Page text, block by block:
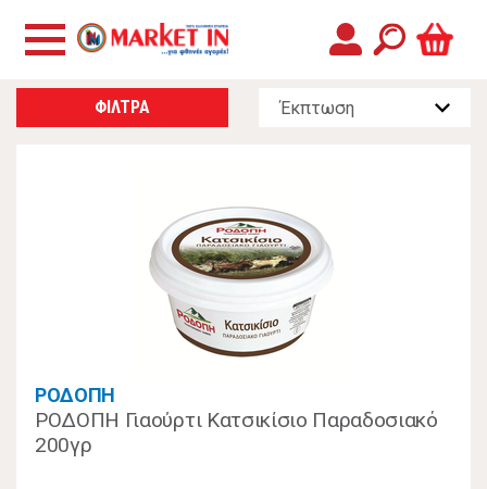
ΦΙΛΤΡΑ
ΡΟΔΟΠΗ
ΡΟΔΟΠΗ Γιαούρτι Κατσικίσιο Παραδοσιακό
200γρ